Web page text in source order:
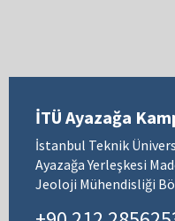
İTÜ Ayazağa
İstanbul Teknik
Ayazağa Yerleşkesi
Jeoloji Mühendisliği